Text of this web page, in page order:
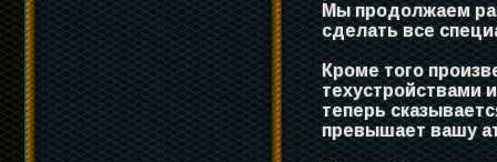
Мы продолжаем
сделать все
Кроме того
техустройствами
теперь
превышает вашу